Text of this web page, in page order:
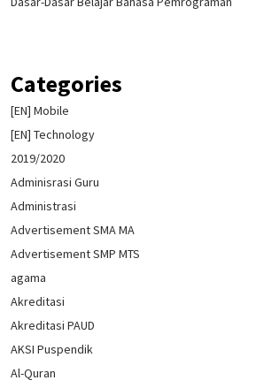
Categories
[EN] Mobile
[EN] Technology
2019/2020
Adminisrasi Guru
Administrasi
Advertisement SMA MA
Advertisement SMP MTS
agama
Akreditasi
Akreditasi PAUD
AKSI Puspendik
Al-Quran